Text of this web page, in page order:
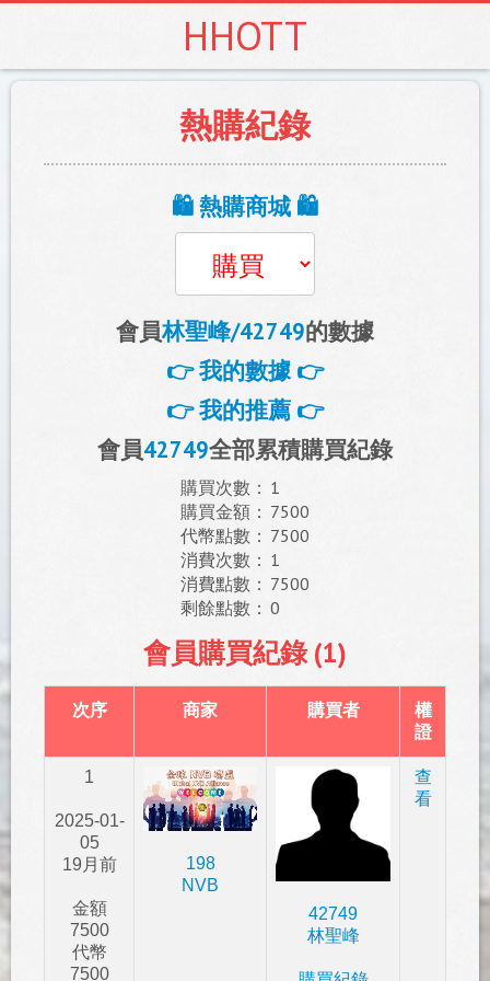
HHOTT
熱購紀錄
🛍️ 熱購商城 🛍️
會員林聖峰/42749的數據
👉 我的數據 👉
👉 我的推薦 👉
會員42749全部累積購買紀錄
購買次數： 1
購買金額： 7500
代幣點數： 7500
消費次數： 1
消費點數： 7500
剩餘點數： 0
會員購買紀錄 (1)
次序 商家 購買者
權
證
1
2025-01-
05
19月前
金額
7500
代幣
7500
198
NVB
42749
林聖峰
查
看